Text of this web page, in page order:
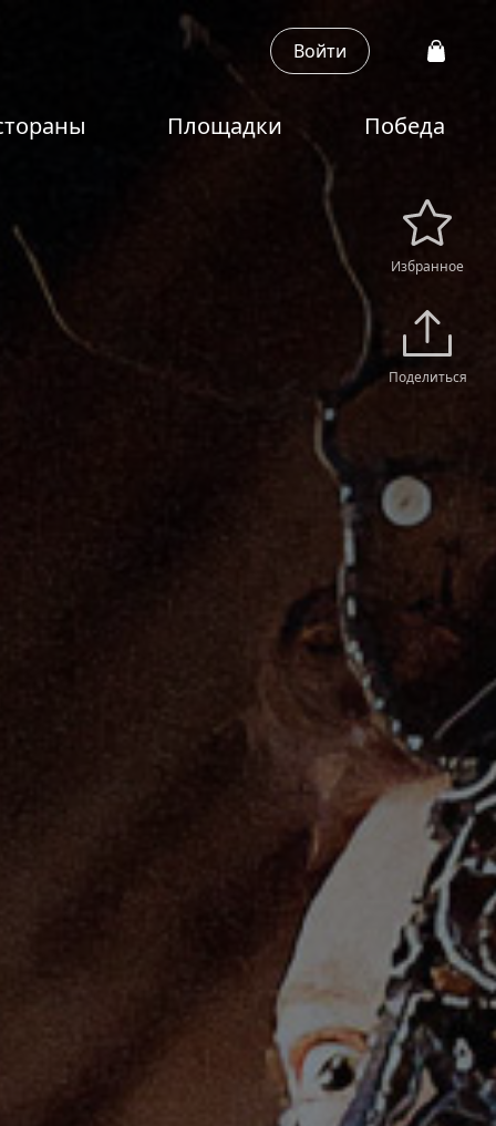
Войти
Площадки Победа
Избранное
Поделиться